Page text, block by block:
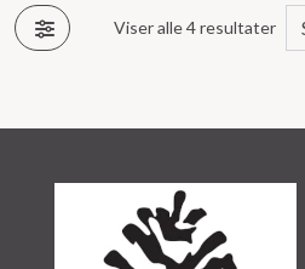
Viser alle 4 resultater